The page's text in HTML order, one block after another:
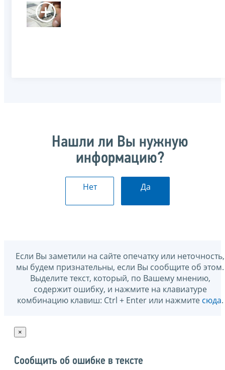
Нашли ли Вы нужную
информацию?
Нет Да
Если Вы заметили на сайте опечатку или неточность,
мы будем признательны, если Вы сообщите об этом.
Выделите текст, который, по Вашему мнению,
содержит ошибку, и нажмите на клавиатуре
комбинацию клавиш: Ctrl + Enter или нажмите сюда.
×
Сообщить об ошибке в тексте